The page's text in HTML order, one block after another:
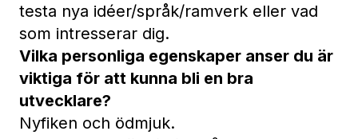
testa nya idéer/språk/ramverk eller vad
som intresserar dig.
Vilka personliga egenskaper anser du är
viktiga för att kunna bli en bra
utvecklare?
Nyfiken och ödmjuk.